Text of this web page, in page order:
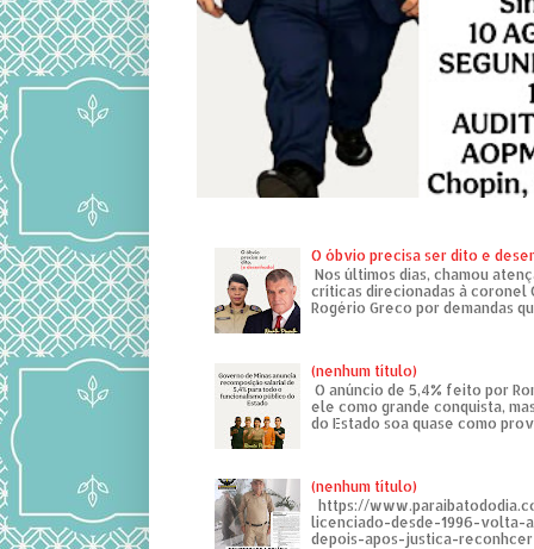
O óbvio precisa ser dito e
Nos últimos dias, chamou
críticas direcionadas à coronel
Rogério Greco por demandas
(nenhum título)
O anúncio de 5,4% feito por
ele como grande conquista,
do Estado soa quase como
(nenhum título)
https://
licenciado-desde-1996-volta-
depois-apos-justica-